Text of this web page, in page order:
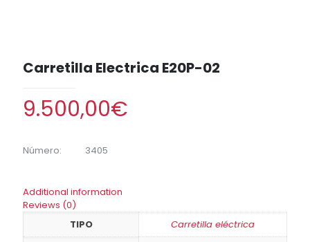
Carretilla Electrica E20P-02
9.500,00€
Additional information
Reviews (0)
TIPO
Carretilla eléctrica